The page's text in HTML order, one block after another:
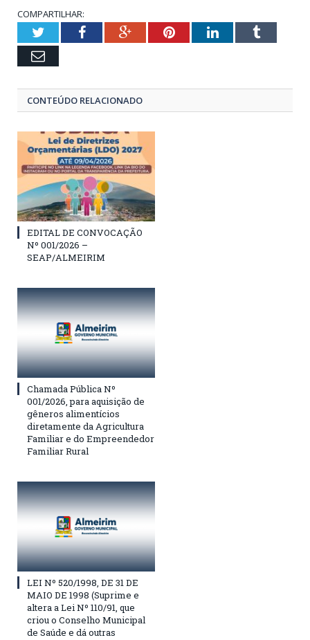
COMPARTILHAR:
TwitterFacebookGoogle+PinterestLinkedInTumblr
Email
CONTEÚDO RELACIONADO
EDITAL DE CONVOCAÇÃO
Nº 001/2026 –
SEAP/ALMEIRIM
Chamada Pública Nº
001/2026, para aquisição de
gêneros alimentícios
diretamente da Agricultura
Familiar e do Empreendedor
Familiar Rural
LEI Nº 520/1998, DE 31 DE
MAIO DE 1998 (Suprime e
altera a Lei Nº 110/91, que
criou o Conselho Municipal
de Saúde e dá outras